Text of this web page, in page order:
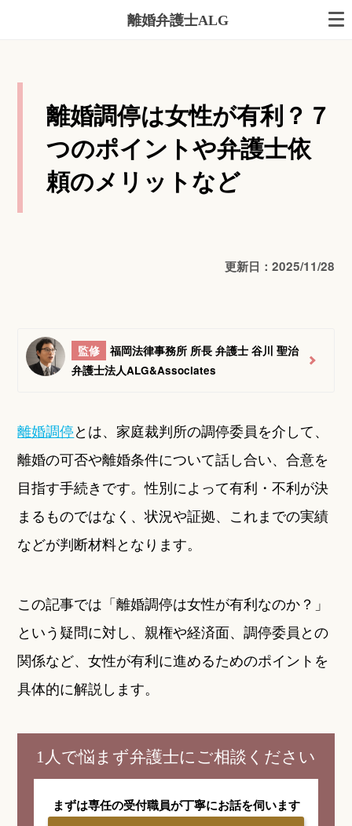
離婚弁護士ALG
離婚調停は女性が有利？７
つのポイントや弁護士依
頼のメリットなど
更新日：2025/11/28
監修
福岡法律事務所 所長 弁護士 谷川 聖治
弁護士法人ALG&Associates
離婚調停とは、家庭裁判所の調停委員を介して、
離婚の可否や離婚条件について話し合い、合意を
目指す手続きです。性別によって有利・不利が決
まるものではなく、状況や証拠、これまでの実績
などが判断材料となります。
この記事では「離婚調停は女性が有利なのか？」
という疑問に対し、親権や経済面、調停委員との
関係など、女性が有利に進めるためのポイントを
具体的に解説します。
1人で悩まず弁護士にご相談ください
まずは専任の受付職員が丁寧にお話を伺います